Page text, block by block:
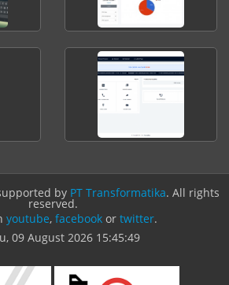
by PT Transformatika. All rights
reserved.
youtube, facebook or twitter.
09 August 2026 15:45:49